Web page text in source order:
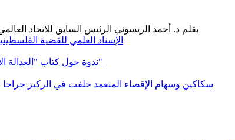
الإسناد العلمي للقضية
ندوة حول كتاب "العدالة الاجتماعية في الإسلام"
سكاكين وسهام الإقصاء المتعمد خلفت في الركيز جراحا